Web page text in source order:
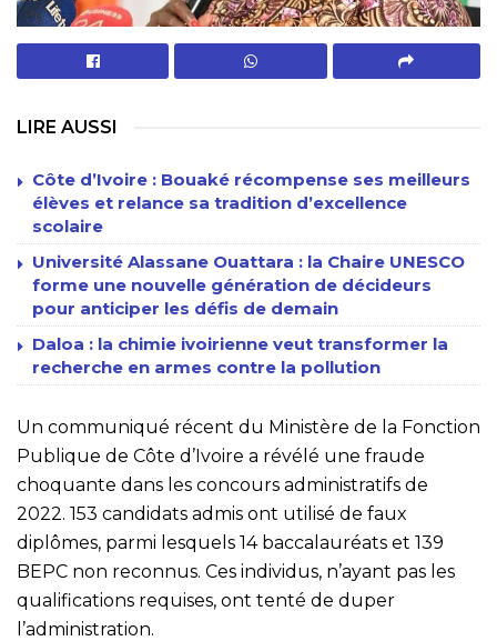
LIRE AUSSI
Côte d’Ivoire : Bouaké récompense ses meilleurs
élèves et relance sa tradition d’excellence
scolaire
Université Alassane Ouattara : la Chaire UNESCO
forme une nouvelle génération de décideurs
pour anticiper les défis de demain
Daloa : la chimie ivoirienne veut transformer la
recherche en armes contre la pollution
Un communiqué récent du Ministère de la Fonction
Publique de Côte d’Ivoire a révélé une fraude
choquante dans les concours administratifs de
2022. 153 candidats admis ont utilisé de faux
diplômes, parmi lesquels 14 baccalauréats et 139
BEPC non reconnus. Ces individus, n’ayant pas les
qualifications requises, ont tenté de duper
l’administration.